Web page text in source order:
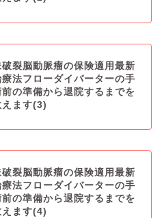
破裂脳動脈瘤の保険適用最新
療法フローダイバーターの手
前の準備から退院するまでを
えます(3)
破裂脳動脈瘤の保険適用最新
療法フローダイバーターの手
前の準備から退院するまでを
えます(4)